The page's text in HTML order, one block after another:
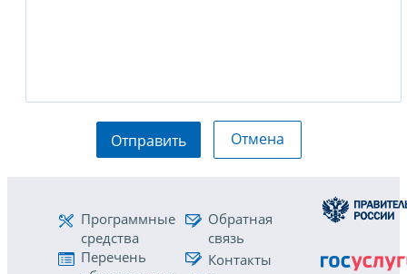
Отправить Отмена
Программные
средства
Перечень
Обратная
связь
Контакты